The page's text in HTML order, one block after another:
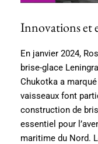
Innovations et
En janvier 2024,
brise-glace
Chukotka a
vaisseaux font
construction de
essentiel pour
maritime du Nord.